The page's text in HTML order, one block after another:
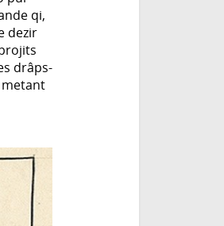
qi,
dezir
drâps-
metant